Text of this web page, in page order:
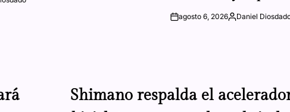
onagosto 6, 2026Posted
Daniel
Shimano respalda el